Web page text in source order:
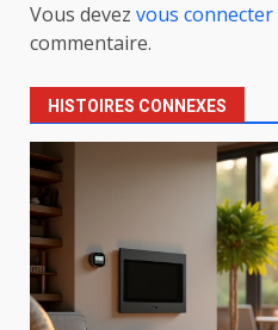
Vous devez vous connecter
commentaire.
HISTOIRES CONNEXES